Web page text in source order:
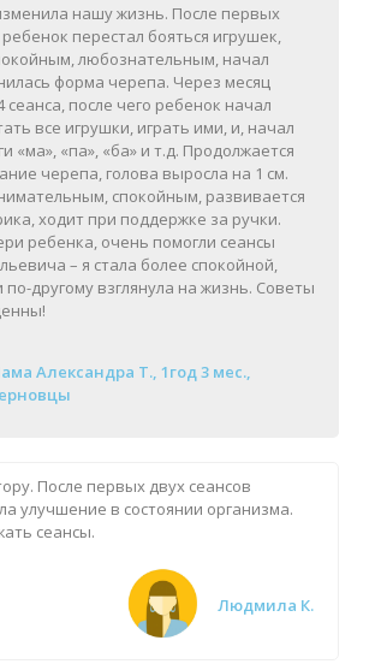
нашу жизнь. После первых
перестал бояться игрушек,
любознательным, начал
форма черепа. Через месяц
после чего ребенок начал
все игрушки, играть ими, и, начал
«ма», «па», «ба» и т.д. Продолжается
черепа, голова выросла на 1 см.
спокойным, развивается
ходит при поддержке за ручки.
ребенка, очень помогли сеансы
– я стала более спокойной,
другому взглянула на жизнь. Советы
Александра Т., 1год 3 мес.,
После первых двух сеансов
улучшение в состоянии организма.
сеансы.
Людмила К.